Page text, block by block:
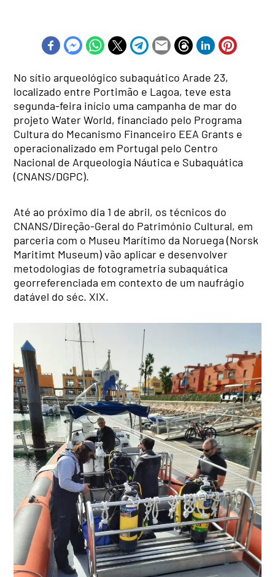
No sítio arqueológico subaquático Arade 23,
localizado entre Portimão e Lagoa, teve esta
segunda-feira início uma campanha de mar do
projeto Water World, financiado pelo Programa
Cultura do Mecanismo Financeiro EEA Grants e
operacionalizado em Portugal pelo Centro
Nacional de Arqueologia Náutica e Subaquática
(CNANS/DGPC).
Até ao próximo dia 1 de abril, os técnicos do
CNANS/Direção-Geral do Património Cultural, em
parceria com o Museu Marítimo da Noruega (Norsk
Maritimt Museum) vão aplicar e desenvolver
metodologias de fotogrametria subaquática
georreferenciada em contexto de um naufrágio
datável do séc. XIX.